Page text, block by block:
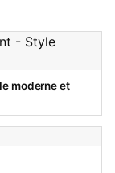
moderne et